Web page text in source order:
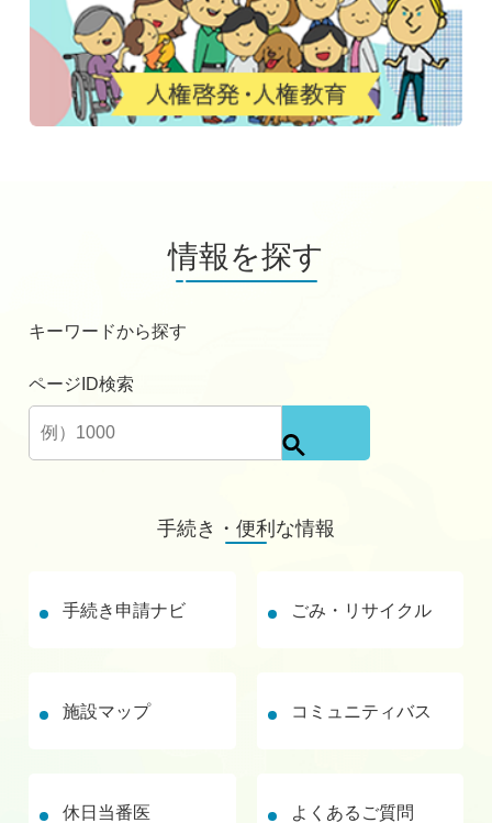
情報を探す
キーワードから探す
ページID検索
索
手続き・便利な情報
手続き申請ナビ ごみ・リサイクル
施設マップ コミュニティバス
休日当番医 よくあるご質問